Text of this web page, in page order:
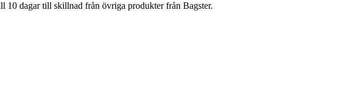
10 dagar till skillnad från övriga produkter från Bagster.